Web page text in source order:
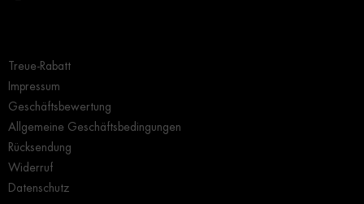
Treue-Rabatt
Impressum
Geschäftsbewertung
Allgemeine Geschäftsbedingungen
Rücksendung
Widerruf
Datenschutz